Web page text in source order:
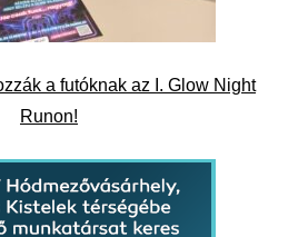
a futóknak az I. Glow Night
Runon!